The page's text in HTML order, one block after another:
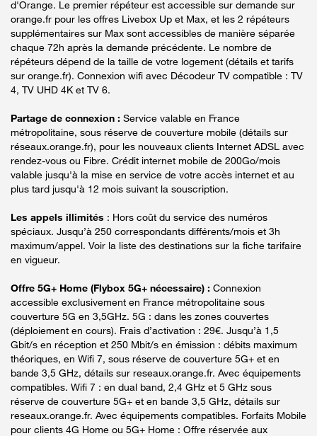
d'Orange. Le premier répéteur est accessible sur demande sur
orange.fr pour les offres Livebox Up et Max, et les 2 répéteurs
supplémentaires sur Max sont accessibles de manière séparée
chaque 72h après la demande précédente. Le nombre de
répéteurs dépend de la taille de votre logement (détails et tarifs
sur orange.fr). Connexion wifi avec Décodeur TV compatible : TV
4, TV UHD 4K et TV 6.
Partage de connexion : Service valable en France
métropolitaine, sous réserve de couverture mobile (détails sur
réseaux.orange.fr), pour les nouveaux clients Internet ADSL avec
rendez-vous ou Fibre. Crédit internet mobile de 200Go/mois
valable jusqu'à la mise en service de votre accès internet et au
plus tard jusqu'à 12 mois suivant la souscription.
Les appels illimités : Hors coût du service des numéros
spéciaux. Jusqu’à 250 correspondants différents/mois et 3h
maximum/appel. Voir la liste des destinations sur la fiche tarifaire
en vigueur.
Offre 5G+ Home (Flybox 5G+ nécessaire) : Connexion
accessible exclusivement en France métropolitaine sous
couverture 5G en 3,5GHz. 5G : dans les zones couvertes
(déploiement en cours). Frais d’activation : 29€. Jusqu’à 1,5
Gbit/s en réception et 250 Mbit/s en émission : débits maximum
théoriques, en Wifi 7, sous réserve de couverture 5G+ et en
bande 3,5 GHz, détails sur reseaux.orange.fr. Avec équipements
compatibles. Wifi 7 : en dual band, 2,4 GHz et 5 GHz sous
réserve de couverture 5G+ et en bande 3,5 GHz, détails sur
reseaux.orange.fr. Avec équipements compatibles. Forfaits Mobile
pour clients 4G Home ou 5G+ Home : Offre réservée aux